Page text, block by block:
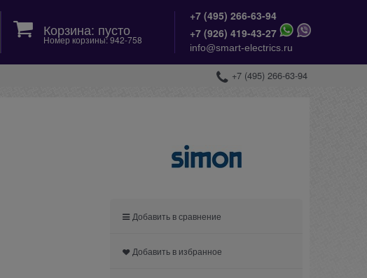
Корзина: пусто
Номер корзины: 942-758
+7 (495) 266-63-94
+7 (926) 419-43-27
info@smart-electrics.ru
+7 (495) 266-63-94
Добавить в сравнение
Добавить в избранное